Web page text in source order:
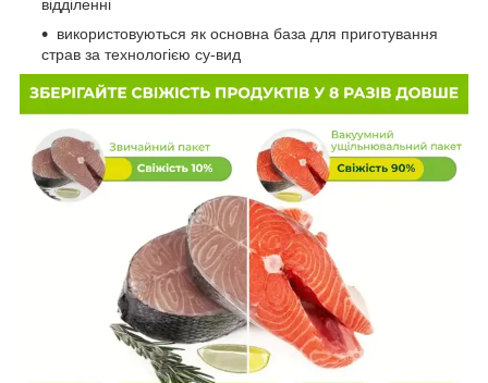
відділенні
використовуються як основна база для приготування
страв за технологією су-вид